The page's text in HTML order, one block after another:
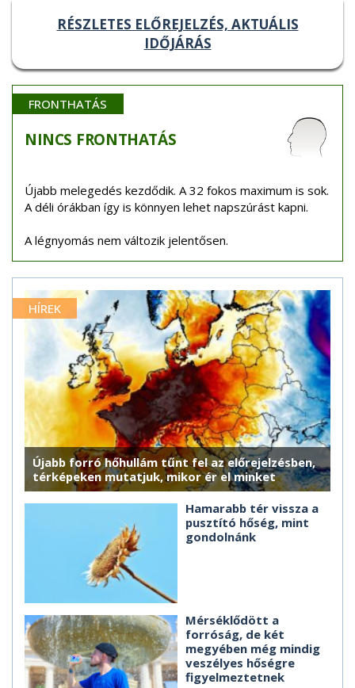
RÉSZLETES ELŐREJELZÉS, AKTUÁLIS
IDŐJÁRÁS
FRONTHATÁS
NINCS FRONTHATÁS
Újabb melegedés kezdődik. A 32 fokos maximum is sok.
A déli órákban így is könnyen lehet napszúrást kapni.
A légnyomás nem változik jelentősen.
HÍREK
Újabb forró hőhullám tűnt fel az előrejelzésben,
térképeken mutatjuk, mikor ér el minket
Hamarabb tér vissza a
pusztító hőség, mint
gondolnánk
Mérséklődött a
forróság, de két
megyében még mindig
veszélyes hőségre
figyelmeztetnek